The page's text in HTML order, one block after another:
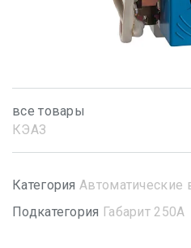
все товары
КЭАЗ
Категория Автоматические
Подкатегория Габарит 250А